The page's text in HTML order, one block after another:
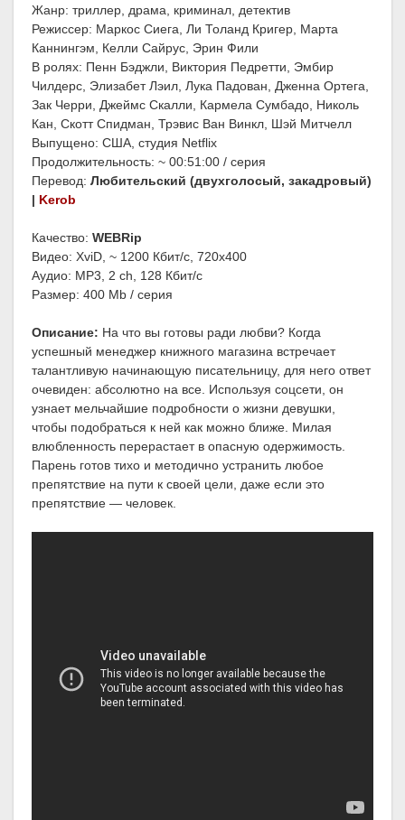
Жанр: триллер, драма, криминал, детектив
Режиссер: Маркос Сиега, Ли Толанд Кригер, Марта
Каннингэм, Келли Сайрус, Эрин Фили
В ролях: Пенн Бэджли, Виктория Педретти, Эмбир
Чилдерс, Элизабет Лэил, Лука Падован, Дженна Ортега,
Зак Черри, Джеймс Скалли, Кармела Сумбадо, Николь
Кан, Скотт Спидман, Трэвис Ван Винкл, Шэй Митчелл
Выпущено: США, студия Netflix
Продолжительность: ~ 00:51:00 / серия
Перевод: Любительский (двухголосый, закадровый)
| Kerob
Качество: WEBRip
Видео: XviD, ~ 1200 Кбит/с, 720x400
Аудио: MP3, 2 ch, 128 Кбит/с
Размер: 400 Mb / серия
Описание: На что вы готовы ради любви? Когда
успешный менеджер книжного магазина встречает
талантливую начинающую писательницу, для него ответ
очевиден: абсолютно на все. Используя соцсети, он
узнает мельчайшие подробности о жизни девушки,
чтобы подобраться к ней как можно ближе. Милая
влюбленность перерастает в опасную одержимость.
Парень готов тихо и методично устранить любое
препятствие на пути к своей цели, даже если это
препятствие — человек.